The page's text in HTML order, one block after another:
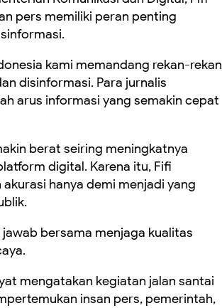
pers memiliki peran penting
kami memandang rekan-rekan
disinformasi. Para jurnalis
arus informasi yang semakin cepat
berat seiring meningkatnya
digital. Karena itu, Fifi
hanya demi menjadi yang
bersama menjaga kualitas
mengatakan kegiatan jalan santai
insan pers, pemerintah,